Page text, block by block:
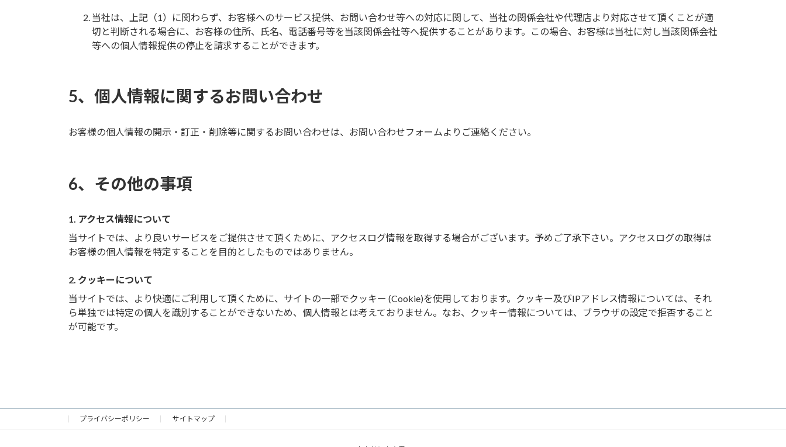
当社は、上記（1）に関わらず、お客様へのサービス提供、お問い合わせ等への対応に関して、当社の関係会社や代理店より対応させて頂くことが適
切と判断される場合に、お客様の住所、氏名、電話番号等を当該関係会社等へ提供することがあります。この場合、お客様は当社に対し当該関係会社
等への個人情報提供の停止を請求することができます。
5、個人情報に関するお問い合わせ
お客様の個人情報の開示・訂正・削除等に関するお問い合わせは、お問い合わせフォームよりご連絡ください。
6、その他の事項
1. アクセス情報について
当サイトでは、より良いサービスをご提供させて頂くために、アクセスログ情報を取得する場合がございます。予めご了承下さい。アクセスログの取得は
お客様の個人情報を特定することを目的としたものではありません。
2. クッキーについて
当サイトでは、より快適にご利用して頂くために、サイトの一部でクッキー (Cookie)を使用しております。クッキー及びIPアドレス情報については、それ
ら単独では特定の個人を識別することができないため、個人情報とは考えておりません。なお、クッキー情報については、ブラウザの設定で拒否すること
が可能です。
プライバシーポリシー サイトマップ